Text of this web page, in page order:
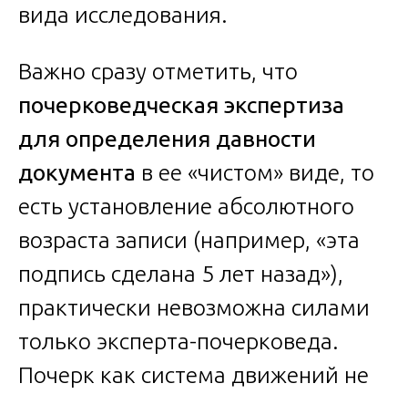
вида исследования.
Важно сразу отметить, что
почерковедческая экспертиза
для определения давности
документа в ее «чистом» виде, то
есть установление абсолютного
возраста записи (например, «эта
подпись сделана 5 лет назад»),
практически невозможна силами
только эксперта-почерковеда.
Почерк как система движений не